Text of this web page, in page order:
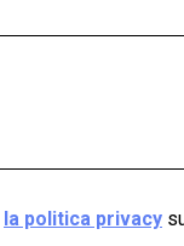
la politica privacy